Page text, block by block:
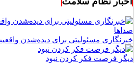
خبرنگاری مسئولیتی برای دیده‌شدن
دیگر فرصت فکر کردن نبود